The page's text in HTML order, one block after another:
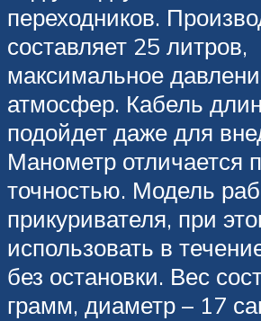
переходников.
составляет 25 литров,
максимальное
атмосфер. Кабель
подойдет даже для
Манометр отличается
точностью. Модель
прикуривателя, при
использовать в
без остановки. Вес
грамм, диаметр – 17